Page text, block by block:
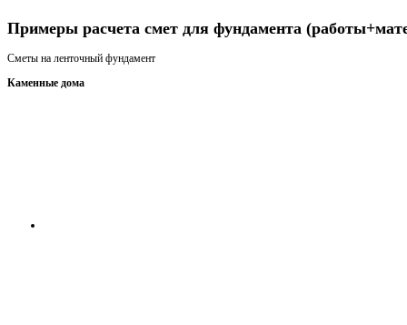
Примеры расчета смет для фундамента
Сметы на ленточный фундамент
Каменные дома